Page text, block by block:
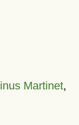
Martinet,